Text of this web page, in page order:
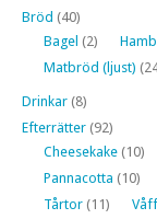
Bröd (40)
Bagel (2)
Matbröd (ljust)
Drinkar (8)
Efterrätter (92)
Cheesekake (10)
Pannacotta (10)
Tårtor (11)